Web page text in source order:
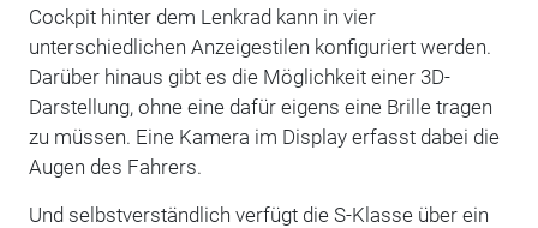
Cockpit hinter dem Lenkrad kann in vier
unterschiedlichen Anzeigestilen konfiguriert werden.
Darüber hinaus gibt es die Möglichkeit einer 3D-
Darstellung, ohne eine dafür eigens eine Brille tragen
zu müssen. Eine Kamera im Display erfasst dabei die
Augen des Fahrers.
Und selbstverständlich verfügt die S-Klasse über ein